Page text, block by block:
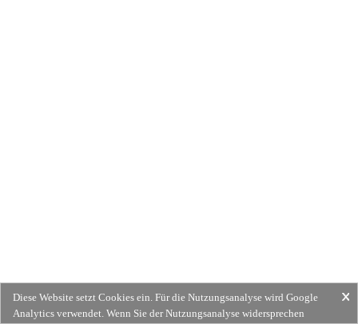
Diese Website setzt Cookies ein. Für die Nutzungsanalyse wird Google
Analytics verwendet. Wenn Sie der Nutzungsanalyse widersprechen